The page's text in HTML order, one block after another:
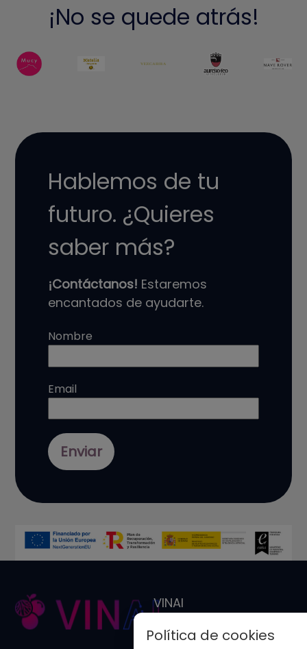
¡No se quede atrás!
Hablemos de tu
futuro. ¿Quieres
saber más?
¡Contáctanos! Estaremos
encantados de ayudarte.
Nombre
Email
Enviar
Política de cookies
VINAI
Blog